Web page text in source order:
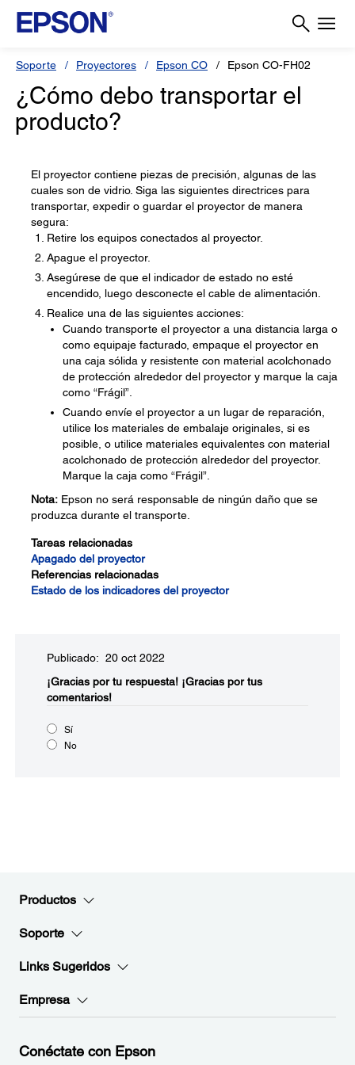
Soporte Proyectores Epson CO Epson CO-FH02
¿Cómo debo transportar el
producto?
El proyector contiene piezas de precisión, algunas de las
cuales son de vidrio. Siga las siguientes directrices para
transportar, expedir o guardar el proyector de manera
segura:
Retire los equipos conectados al proyector.
Apague el proyector.
Asegúrese de que el indicador de estado no esté
encendido, luego desconecte el cable de alimentación.
Realice una de las siguientes acciones:
Cuando transporte el proyector a una distancia larga o
como equipaje facturado, empaque el proyector en
una caja sólida y resistente con material acolchonado
de protección alrededor del proyector y marque la caja
como “Frágil”.
Cuando envíe el proyector a un lugar de reparación,
utilice los materiales de embalaje originales, si es
posible, o utilice materiales equivalentes con material
acolchonado de protección alrededor del proyector.
Marque la caja como “Frágil”.
Nota: Epson no será responsable de ningún daño que se
produzca durante el transporte.
Tareas relacionadas
Apagado del proyector
Referencias relacionadas
Estado de los indicadores del proyector
Publicado: 20 oct 2022
¡Gracias por tu respuesta! ¡Gracias por tus
comentarios!
Sí
No
Productos
Soporte
Links Sugeridos
Empresa
Conéctate con Epson